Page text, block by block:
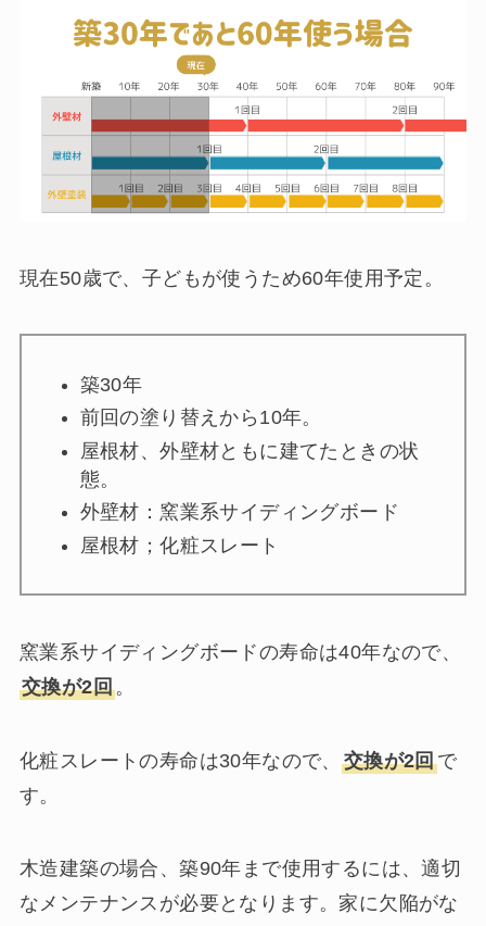
現在50歳で、子どもが使うため60年使用予定。
築30年
前回の塗り替えから10年。
屋根材、外壁材ともに建てたときの状
態。
外壁材：窯業系サイディングボード
屋根材；化粧スレート
窯業系サイディングボードの寿命は40年なので、
交換が2回。
化粧スレートの寿命は30年なので、 交換が2回で
す。
木造建築の場合、築90年まで使用するには、適切
なメンテナンスが必要となります。家に欠陥がな